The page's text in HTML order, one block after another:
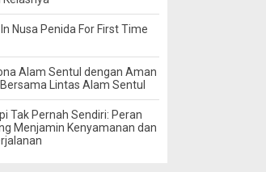
Nusa Penida For First Time
Alam Sentul dengan Aman
Lintas Alam Sentul
Tak Pernah Sendiri: Peran
Menjamin Kenyamanan dan